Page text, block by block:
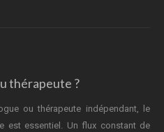
thérapeute ?
ou thérapeute indépendant, le
est essentiel. Un flux constant de